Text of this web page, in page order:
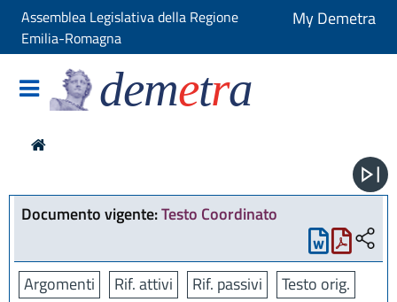
Assemblea Legislativa della Regione
Emilia-Romagna
My Demetra
demetra
Documento vigente:Testo Coordinato
Argomenti Rif. attivi Rif. passivi
Testo orig.